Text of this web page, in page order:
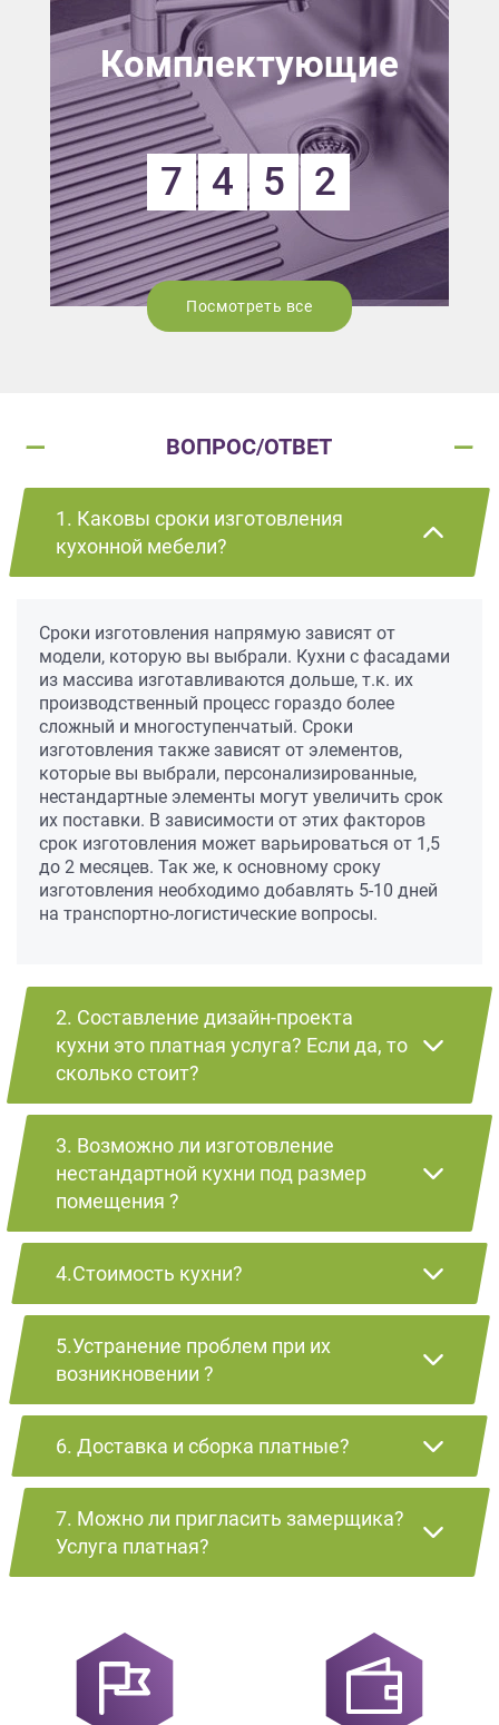
Комплектующие
7 4 5 2
Посмотреть все
ВОПРОС/ОТВЕТ
1. Каковы сроки изготовления
кухонной мебели?
Сроки изготовления напрямую зависят от
модели, которую вы выбрали. Кухни с фасадами
из массива изготавливаются дольше, т.к. их
производственный процесс гораздо более
сложный и многоступенчатый. Сроки
изготовления также зависят от элементов,
которые вы выбрали, персонализированные,
нестандартные элементы могут увеличить срок
их поставки. В зависимости от этих факторов
срок изготовления может варьироваться от 1,5
до 2 месяцев. Так же, к основному сроку
изготовления необходимо добавлять 5-10 дней
на транспортно-логистические вопросы.
2. Составление дизайн-проекта
кухни это платная услуга? Если да, то
сколько стоит?
3. Возможно ли изготовление
нестандартной кухни под размер
помещения ?
4.Стоимость кухни?
5.Устранение проблем при их
возникновении ?
6. Доставка и сборка платные?
7. Можно ли пригласить замерщика?
Услуга платная?